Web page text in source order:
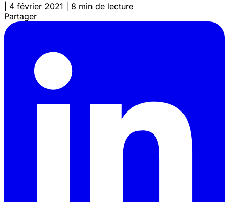
4 février 2021
8 min de lecture
Partager